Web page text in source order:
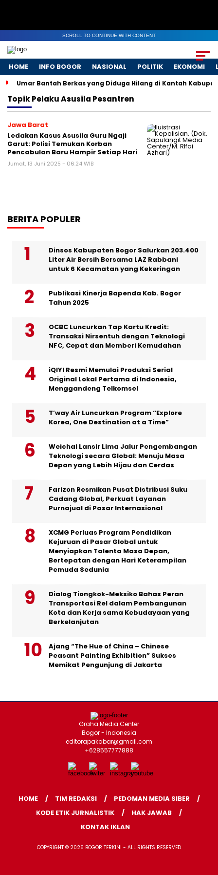
SCROLL TO CONTINUE WITH CONTENT
HOME INFO BOGOR NASIONAL POLITIK EKONOMI
Umar Bantah Berkas yang Diduga Hilang di Kantah
TopikPelaku Asusila Pesantren
Jawa Barat
Ledakan Kasus Asusila Guru Ngaji
Garut: Polisi Temukan Korban
Pencabulan Baru Hampir Setiap Hari
Jumat, 13 Juni 2025 - 06:24 WIB
BERITA POPULER
Dinsos Kabupaten Bogor Salurkan 203.400
Liter Air Bersih Bersama LAZ Rabbani
untuk 6 Kecamatan yang Kekeringan
Publikasi Kinerja Bapenda Kab. Bogor
Tahun 2025
OCBC Luncurkan Tap Kartu Kredit:
Transaksi Nirsentuh dengan Teknologi
NFC, Cepat dan Memberi Kemudahan
iQIYI Resmi Memulai Produksi Serial
Original Lokal Pertama di Indonesia,
Menggandeng Telkomsel
T’way Air Luncurkan Program “Explore
Korea, One Destination at a Time”
Weichai Lansir Lima Jalur Pengembangan
Teknologi secara Global: Menuju Masa
Depan yang Lebih Hijau dan Cerdas
Farizon Resmikan Pusat Distribusi Suku
Cadang Global, Perkuat Layanan
Purnajual di Pasar Internasional
XCMG Perluas Program Pendidikan
Kejuruan di Pasar Global untuk
Menyiapkan Talenta Masa Depan,
Bertepatan dengan Hari Keterampilan
Pemuda Sedunia
Dialog Tiongkok-Meksiko Bahas Peran
Transportasi Rel dalam Pembangunan
Kota dan Kerja sama Kebudayaan yang
Berkelanjutan
Ajang “The Hue of China – Chinese
Peasant Painting Exhibition” Sukses
Memikat Pengunjung di Jakarta
Graha Media Center
Bogor - Indonesia
editorapakabar@gmail.com
+628557777888
HOME TIM REDAKSI
PEDOMAN MEDIA SIBER
KODE ETIK JURNALISTIK
HAK JAWAB
KONTAK IKLAN
COPYRIGHT © 2026 BOGOR TERKINI - ALL RIGHTS RESERVED